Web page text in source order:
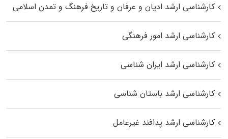
کارشناسی ارشد ادیان و عرفان و تاریخ فرهنگ و تمدن اسلامی
کارشناسی ارشد امور فرهنگی
کارشناسی ارشد ایران شناسی
کارشناسی ارشد باستان شناسی
کارشناسی ارشد پدافند غیرعامل